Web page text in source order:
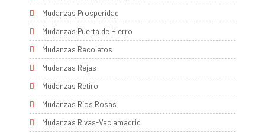
Mudanzas Prosperidad
Mudanzas Puerta de Hierro
Mudanzas Recoletos
Mudanzas Rejas
Mudanzas Retiro
Mudanzas Ríos Rosas
Mudanzas Rivas-Vaciamadrid